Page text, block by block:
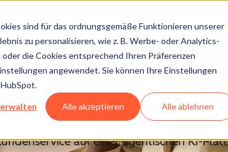
sind für das ordnungsgemäße Funktionieren unserer
zu personalisieren, wie z. B. Werbe- oder Analytics-
die Cookies entsprechend Ihren Präferenzen
angewendet. Sie können Ihre Einstellungen
Alle akzeptieren Alle ablehnen
AGENTISCHE KI-PLATTFORM VON HUBSPOT
Tech-Stack
auf einer agentischen KI-